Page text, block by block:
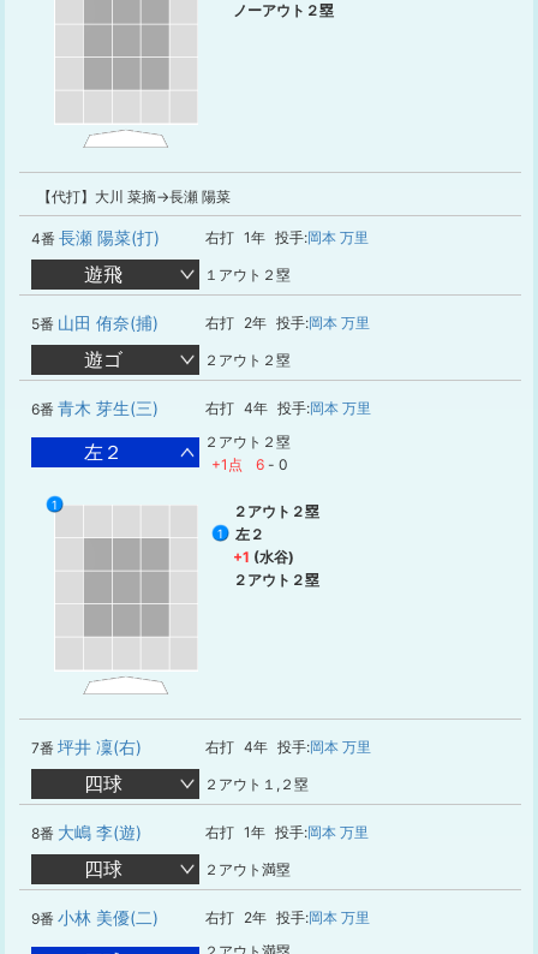
ノーアウト２塁
【代打】大川 菜摘→長瀬 陽菜
4番 長瀬 陽菜(打) 右打 1年 投手:岡本 万里
遊飛 １アウト２塁
5番 山田 侑奈(捕) 右打 2年 投手:岡本 万里
遊ゴ ２アウト２塁
6番 青木 芽生(三) 右打 4年 投手:岡本 万里
左２
２アウト２塁
+1点
6 - 0
1 ２アウト２塁
1
左２
+1 (水谷)
２アウト２塁
7番 坪井 凜(右) 右打 4年 投手:岡本 万里
四球 ２アウト１,２塁
8番 大嶋 李(遊) 右打 1年 投手:岡本 万里
四球 ２アウト満塁
9番 小林 美優(二) 右打 2年 投手:岡本 万里